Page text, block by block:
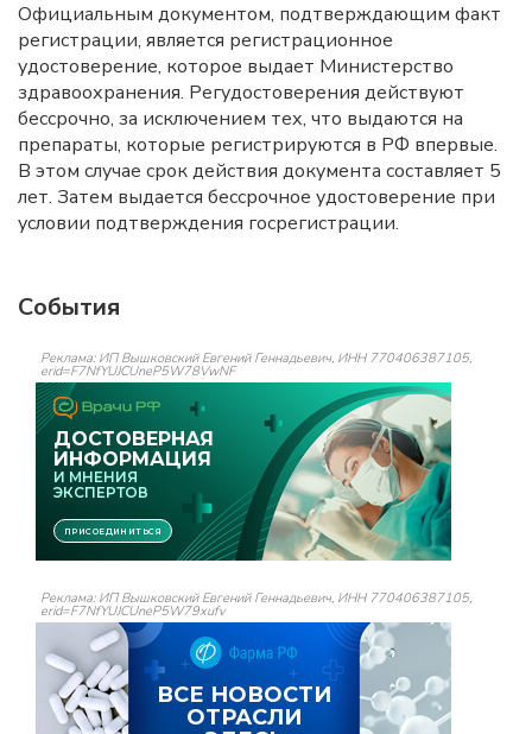
Официальным документом, подтверждающим факт
регистрации, является регистрационное
удостоверение, которое выдает Министерство
здравоохранения. Регудостоверения действуют
бессрочно, за исключением тех, что выдаются на
препараты, которые регистрируются в РФ впервые.
В этом случае срок действия документа составляет 5
лет. Затем выдается бессрочное удостоверение при
условии подтверждения госрегистрации.
События
Реклама: ИП Вышковский Евгений Геннадьевич, ИНН 770406387105,
erid=F7NfYUJCUneP5W78VwNF
Реклама: ИП Вышковский Евгений Геннадьевич, ИНН 770406387105,
erid=F7NfYUJCUneP5W79xufv